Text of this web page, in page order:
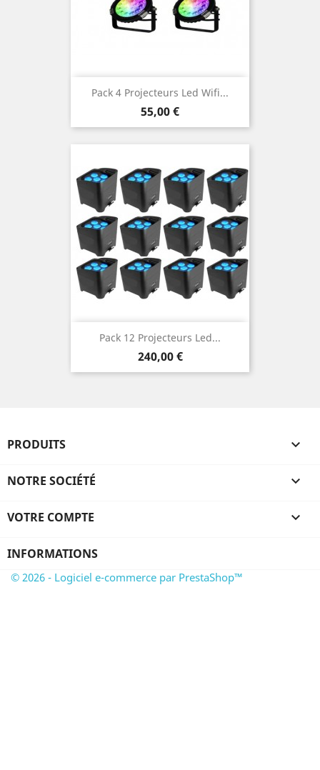
Pack 4 Projecteurs Led Wifi...
Prix
55,00 €
Pack 12 Projecteurs Led...
Prix
240,00 €
PRODUITS 
NOTRE SOCIÉTÉ 
VOTRE COMPTE 
INFORMATIONS
© 2026 - Logiciel e-commerce par PrestaShop™